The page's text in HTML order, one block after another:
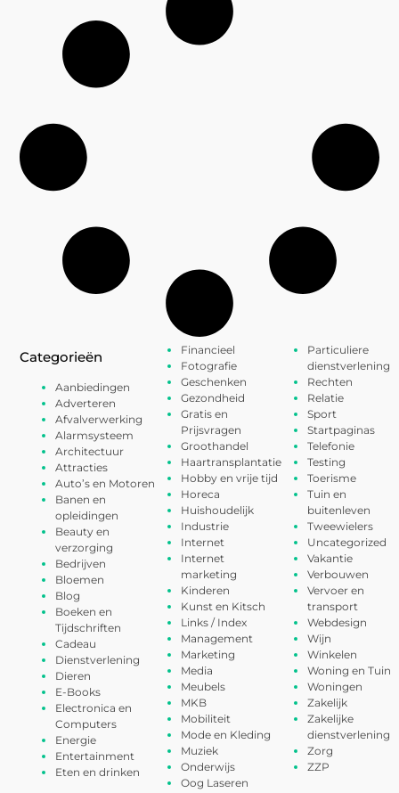
Categorieën
Aanbiedingen
Adverteren
Afvalverwerking
Alarmsysteem
Architectuur
Attracties
Auto’s en Motoren
Banen en
opleidingen
Beauty en
verzorging
Bedrijven
Bloemen
Blog
Boeken en
Tijdschriften
Cadeau
Dienstverlening
Dieren
E-Books
Electronica en
Computers
Energie
Entertainment
Eten en drinken
Financieel
Fotografie
Geschenken
Gezondheid
Gratis en
Prijsvragen
Groothandel
Haartransplantatie
Hobby en vrije tijd
Horeca
Huishoudelijk
Industrie
Internet
Internet
marketing
Kinderen
Kunst en Kitsch
Links / Index
Management
Marketing
Media
Meubels
MKB
Mobiliteit
Mode en Kleding
Muziek
Onderwijs
Oog Laseren
Particuliere
dienstverlening
Rechten
Relatie
Sport
Startpaginas
Telefonie
Testing
Toerisme
Tuin en
buitenleven
Tweewielers
Uncategorized
Vakantie
Verbouwen
Vervoer en
transport
Webdesign
Wijn
Winkelen
Woning en Tuin
Woningen
Zakelijk
Zakelijke
dienstverlening
Zorg
ZZP